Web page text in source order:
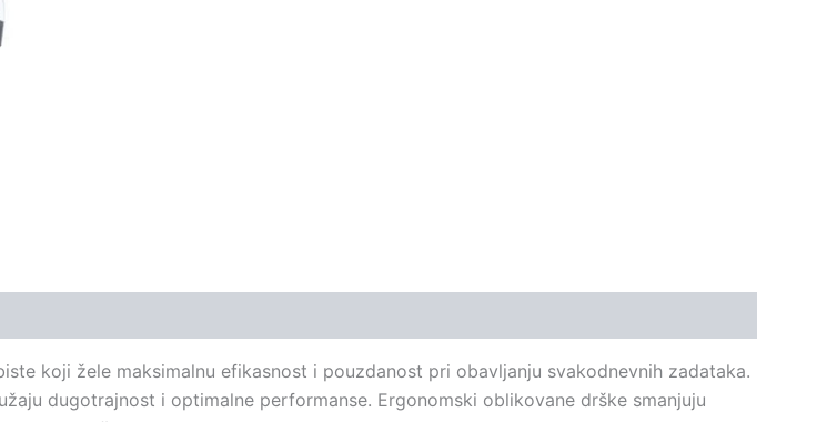
koji žele maksimalnu efikasnost i pouzdanost pri obavljanju svakodnevnih zadataka.
dugotrajnost i optimalne performanse. Ergonomski oblikovane drške smanjuju